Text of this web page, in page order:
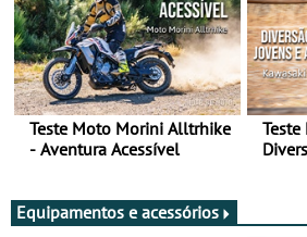
Teste Moto Morini Alltrhike
- Aventura Acessível
Equipamentos e acessórios